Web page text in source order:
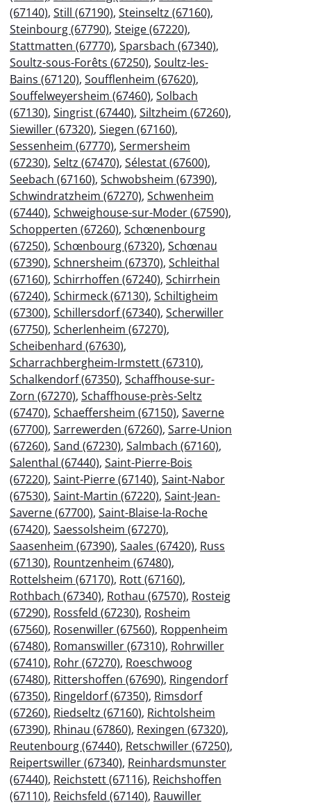
(67140), Still (67190), Steinseltz (67160),
Steinbourg (67790), Steige (67220),
Stattmatten (67770), Sparsbach (67340),
Soultz-sous-Forêts (67250), Soultz-les-
Bains (67120), Soufflenheim (67620),
Souffelweyersheim (67460), Solbach
(67130), Singrist (67440), Siltzheim (67260),
Siewiller (67320), Siegen (67160),
Sessenheim (67770), Sermersheim
(67230), Seltz (67470), Sélestat (67600),
Seebach (67160), Schwobsheim (67390),
Schwindratzheim (67270), Schwenheim
(67440), Schweighouse-sur-Moder (67590),
Schopperten (67260), Schœnenbourg
(67250), Schœnbourg (67320), Schœnau
(67390), Schnersheim (67370), Schleithal
(67160), Schirrhoffen (67240), Schirrhein
(67240), Schirmeck (67130), Schiltigheim
(67300), Schillersdorf (67340), Scherwiller
(67750), Scherlenheim (67270),
Scheibenhard (67630),
Scharrachbergheim-Irmstett (67310),
Schalkendorf (67350), Schaffhouse-sur-
Zorn (67270), Schaffhouse-près-Seltz
(67470), Schaeffersheim (67150), Saverne
(67700), Sarrewerden (67260), Sarre-Union
(67260), Sand (67230), Salmbach (67160),
Salenthal (67440), Saint-Pierre-Bois
(67220), Saint-Pierre (67140), Saint-Nabor
(67530), Saint-Martin (67220), Saint-Jean-
Saverne (67700), Saint-Blaise-la-Roche
(67420), Saessolsheim (67270),
Saasenheim (67390), Saales (67420), Russ
(67130), Rountzenheim (67480),
Rottelsheim (67170), Rott (67160),
Rothbach (67340), Rothau (67570), Rosteig
(67290), Rossfeld (67230), Rosheim
(67560), Rosenwiller (67560), Roppenheim
(67480), Romanswiller (67310), Rohrwiller
(67410), Rohr (67270), Roeschwoog
(67480), Rittershoffen (67690), Ringendorf
(67350), Ringeldorf (67350), Rimsdorf
(67260), Riedseltz (67160), Richtolsheim
(67390), Rhinau (67860), Rexingen (67320),
Reutenbourg (67440), Retschwiller (67250),
Reipertswiller (67340), Reinhardsmunster
(67440), Reichstett (67116), Reichshoffen
(67110), Reichsfeld (67140), Rauwiller